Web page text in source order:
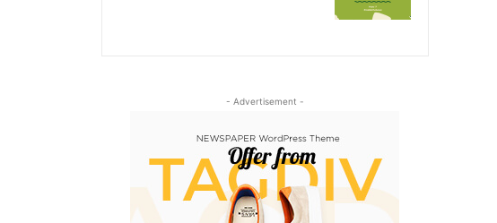
- Advertisement -